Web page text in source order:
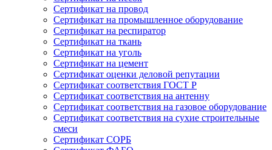
Сертификат на провод
Сертификат на промышленное оборудование
Сертификат на респиратор
Сертификат на ткань
Сертификат на уголь
Сертификат на цемент
Сертификат оценки деловой репутации
Сертификат соответствия ГОСТ Р
Сертификат соответствия на антенну
Сертификат соответствия на газовое оборудование
Сертификат соответствия на сухие строительные
смеси
Сертификат СОРБ